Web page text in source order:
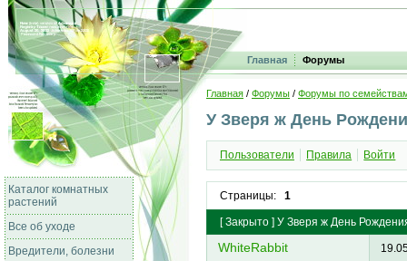
Главная Форумы
Каталог комнатных
растений
Все об уходе
Вредители, болезни
Главная / Форумы / Форумы по
У Зверя ж День
Пользователи Правила Войти
Страницы: 1
[Закрыто] У Зверя ж День
WhiteRabbit